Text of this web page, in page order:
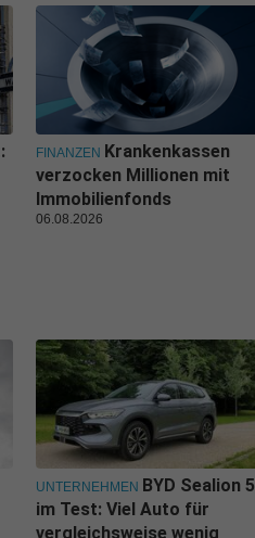
FINANZEN Krankenkassen
verzocken Millionen mit
Immobilienfonds
06.08.2026
UNTERNEHMEN BYD Sealion 5
im Test: Viel Auto für
vergleichsweise wenig